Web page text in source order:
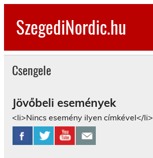
Skip
contentSzegediNordic.hu
Csengele
Jövőbeli események
<li>Nincs esemény ilyen címkével</li>